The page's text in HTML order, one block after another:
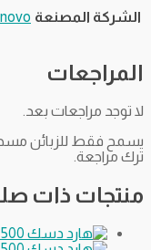
الشركة المصنعة
المراجعات
لا توجد مراجعات بعد.
يسمح فقط للزبائن
ترك مراجعة.
منتجات ذات